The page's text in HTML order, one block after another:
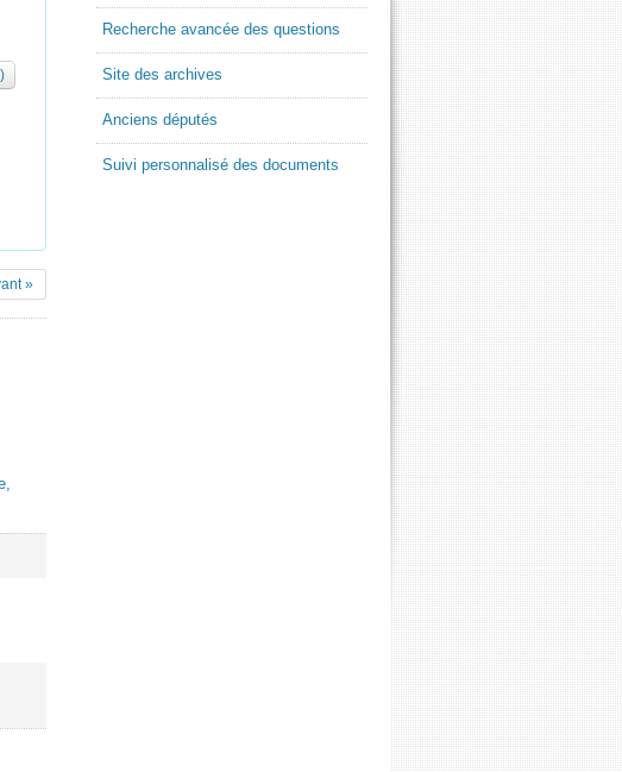
»
Recherche avancée des questions
Site des archives
Anciens députés
Suivi personnalisé des documents